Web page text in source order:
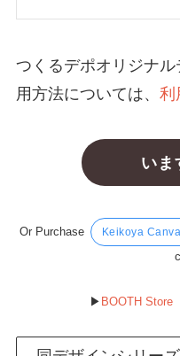
お名前
メールアドレス
お問い合せ内容*
つくるデポオリジナ
用方法については、 利
いま
Or Purchase Keikoya
▶︎ BOOTH Store